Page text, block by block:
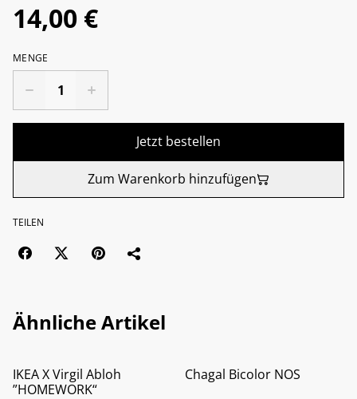
14,00 €
MENGE
Jetzt bestellen
Zum Warenkorb hinzufügen
TEILEN
Ähnliche Artikel
IKEA X Virgil Abloh
”HOMEWORK“
Chagal Bicolor NOS